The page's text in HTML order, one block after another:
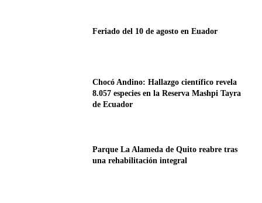
Feriado del 10 de agosto en Euador
Chocó Andino: Hallazgo científico revela
8.057 especies en la Reserva Mashpi Tayra
de Ecuador
Parque La Alameda de Quito reabre tras
una rehabilitación integral